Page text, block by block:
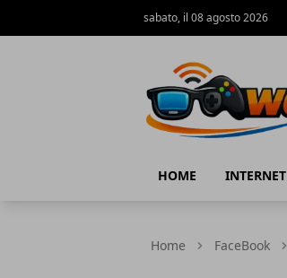
sabato, il 08 agosto 2026
HOME INTERNET
Home FaceBook